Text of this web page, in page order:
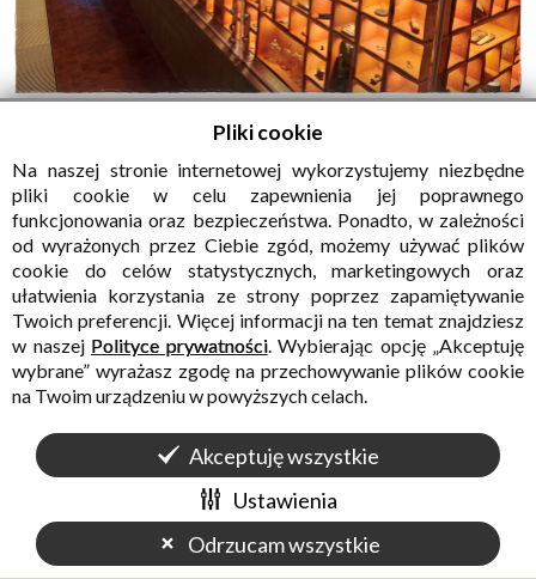
Pliki cookie
Na naszej stronie internetowej wykorzystujemy niezbędne
pliki cookie w celu zapewnienia jej poprawnego
funkcjonowania oraz bezpieczeństwa. Ponadto, w zależności
od wyrażonych przez Ciebie zgód, możemy używać plików
cookie do celów statystycznych, marketingowych oraz
ułatwienia korzystania ze strony poprzez zapamiętywanie
Twoich preferencji. Więcej informacji na ten temat znajdziesz
w naszej Polityce prywatności. Wybierając opcję „Akceptuję
wybrane” wyrażasz zgodę na przechowywanie plików cookie
na Twoim urządzeniu w powyższych celach.
Akceptuję wszystkie
Ustawienia
Odrzucam wszystkie